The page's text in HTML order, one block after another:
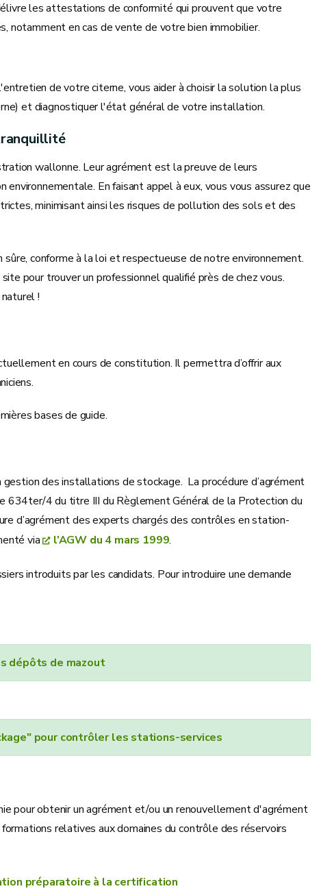
les attestations de conformité qui prouvent que votre
notamment en cas de vente de votre bien immobilier.
de votre citerne, vous aider à choisir la solution la plus
et diagnostiquer l'état général de votre installation.
wallonne. Leur agrément est la preuve de leurs
En faisant appel à eux, vous vous assurez que
minimisant ainsi les risques de pollution des sols et des
conforme à la loi et respectueuse de notre environnement.
pour trouver un professionnel qualifié près de chez vous.
!
en cours de constitution. Il permettra d’offrir aux
bases de guide.
des installations de stockage. La procédure d’agrément
634ter/4 du titre III du Règlement Général de la Protection du
d’agrément des experts chargés des contrôles en station-
via
l’AGW du 4 mars 1999.
introduits par les candidats. Pour introduire une demande
dépôts de mazout
pour contrôler les stations-services
pour obtenir un agrément et/ou un renouvellement d'agrément
relatives aux domaines du contrôle des réservoirs
préparatoire à la certification